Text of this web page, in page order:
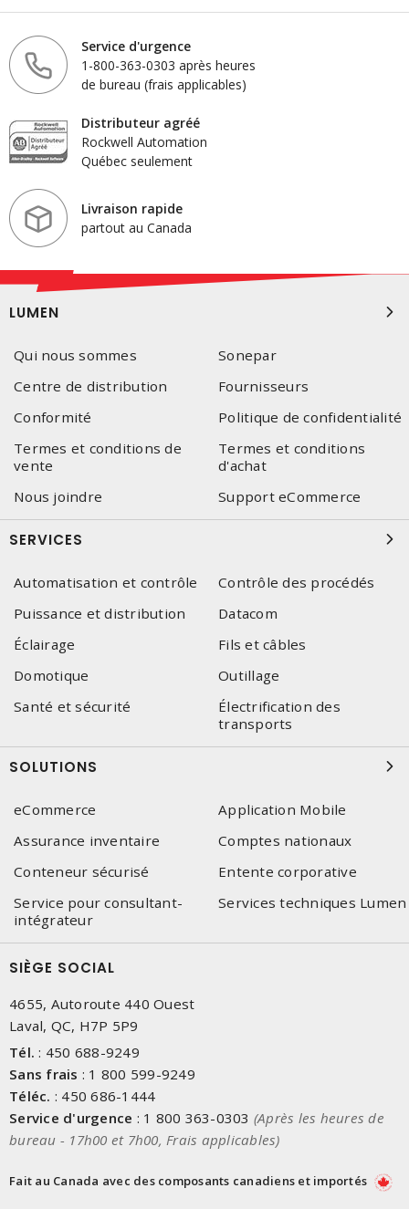
Service d'urgence
1-800-363-0303 après heures
de bureau (frais applicables)
Distributeur agréé
Rockwell Automation
Québec seulement
Livraison rapide
partout au Canada
LUMEN
Qui nous sommes
Sonepar
Centre de distribution
Fournisseurs
Conformité
Politique de confidentialité
Termes et conditions de
vente
Termes et conditions
d'achat
Nous joindre
Support eCommerce
SERVICES
Automatisation et contrôle
Contrôle des procédés
Puissance et distribution
Datacom
Éclairage
Fils et câbles
Domotique
Outillage
Santé et sécurité
Électrification des
transports
SOLUTIONS
eCommerce
Application Mobile
Assurance inventaire
Comptes nationaux
Conteneur sécurisé
Entente corporative
Service pour consultant-
intégrateur
Services techniques Lumen
SIÈGE SOCIAL
4655, Autoroute 440 Ouest
Laval, QC, H7P 5P9
Tél. : 450 688-9249
Sans frais : 1 800 599-9249
Téléc. : 450 686-1444
Service d'urgence : 1 800 363-0303 (Après les heures de
bureau - 17h00 et 7h00, Frais applicables)
Fait au Canada avec des composants canadiens et importés